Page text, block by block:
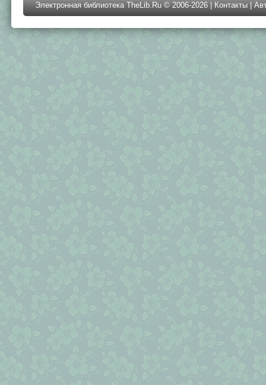
Электронная библиотека TheLib.Ru © 2006-2026 | Контакты |